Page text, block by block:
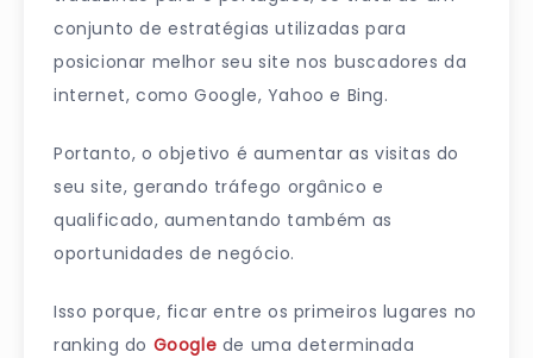
conjunto de estratégias utilizadas para
posicionar melhor seu site nos buscadores da
internet, como Google, Yahoo e Bing.
Portanto, o objetivo é aumentar as visitas do
seu site, gerando tráfego orgânico e
qualificado, aumentando também as
oportunidades de negócio.
Isso porque, ficar entre os primeiros lugares no
ranking do Google de uma determinada